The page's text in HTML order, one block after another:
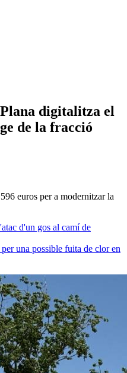
digitalitza el
de la fracció
euros per a modernitzar la
d'un gos al camí de
una possible fuita de clor en